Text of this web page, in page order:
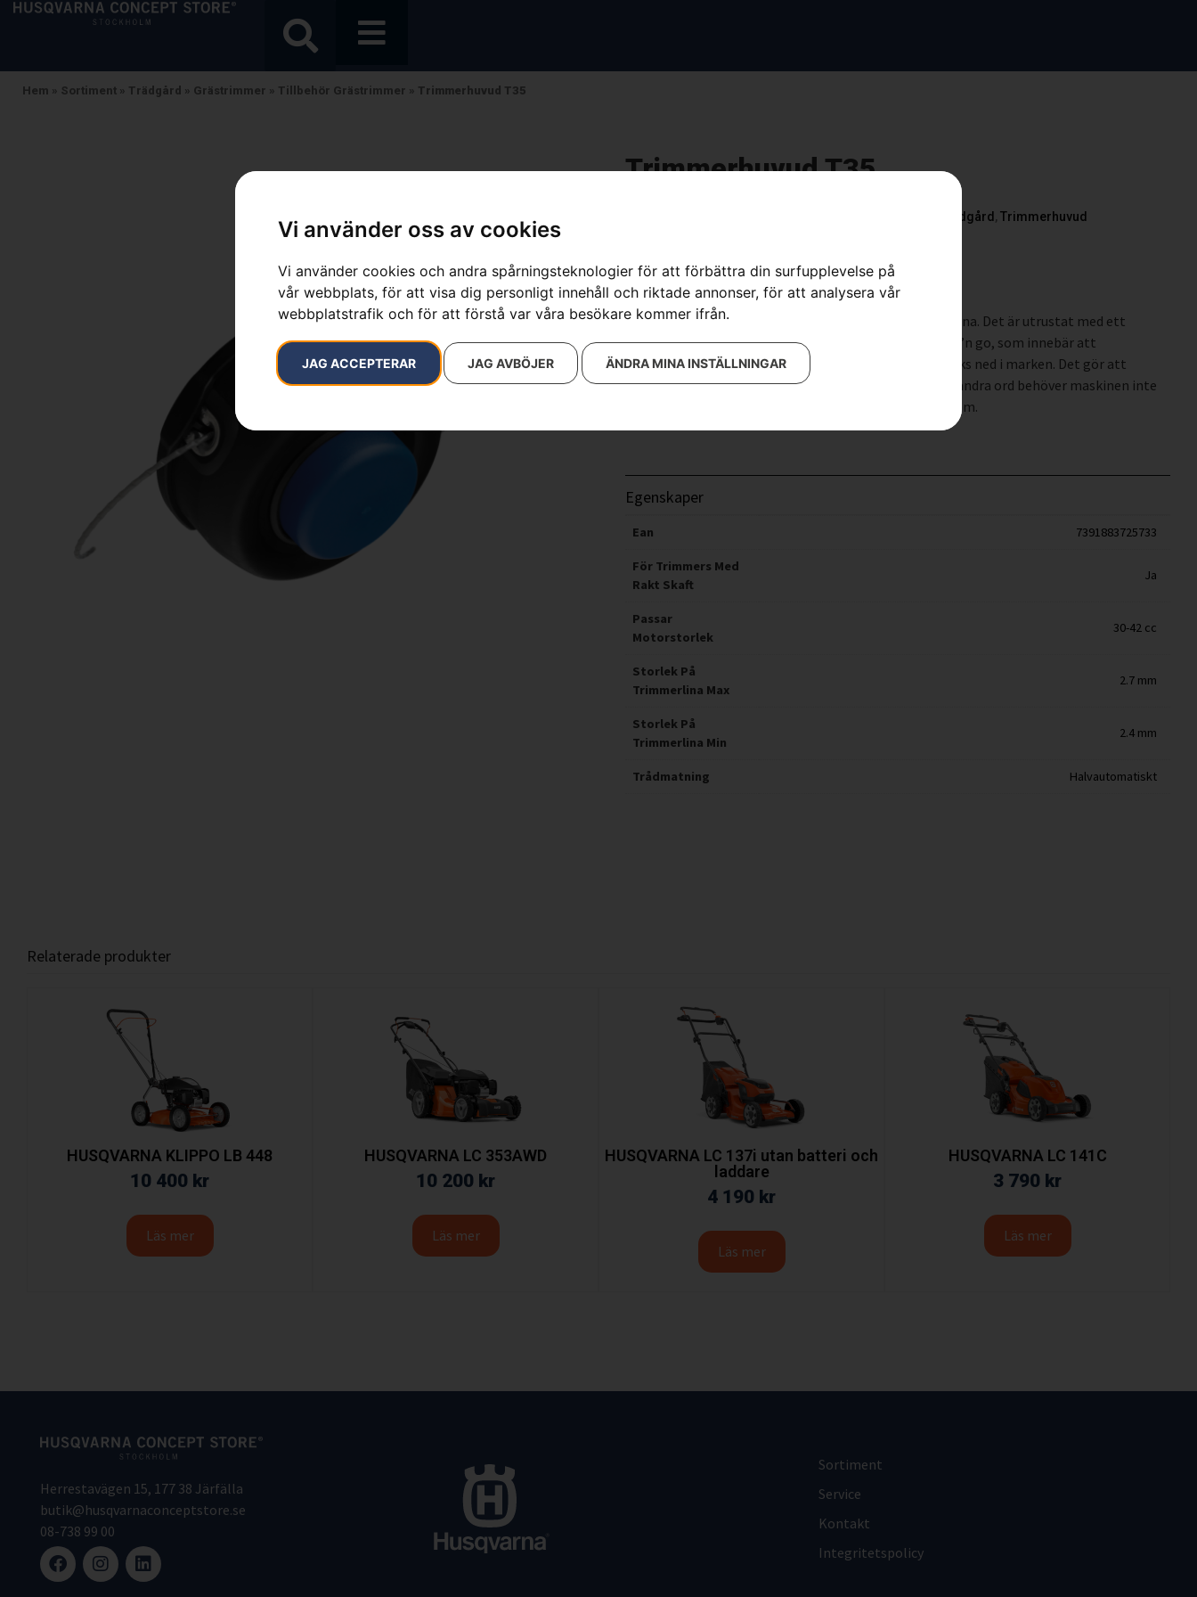
Vi använder oss av cookies
Vi använder cookies och andra spårningsteknologier för att förbättra din surfupplevelse på
vår webbplats, för att visa dig personligt innehåll och riktade annonser, för att analysera vår
webbplatstrafik och för att förstå var våra besökare kommer ifrån.
JAG ACCEPTERAR JAG AVBÖJER ÄNDRA MINA INSTÄLLNINGAR
Hem » Sortiment » Trädgård » Grästrimmer » Tillbehör Grästrimmer » Trimmerhuvud T35
Trimmerhuvud T35
Trädgård , Trimmerhuvud
359kr
Trimmerhuvudet T35 är exklusivt framtaget av Husqvarna. Det är utrustat med ett
halvautomatiskt trådmatningssystem, även kallat Tap’n go, som innebär att
trimmertråden matas ut automatiskt när huvudet trycks ned i marken. Det gör att
användaren alltid själv styr när tråden ska matas, med andra ord behöver maskinen inte
stängas av eller hakas ur selen när tråden ska matas fram.
Egenskaper
Ean 7391883725733
För Trimmers Med
Rakt Skaft
Ja
Passar
Motorstorlek
30-42 cc
Storlek På
Trimmerlina Max
2.7 mm
Storlek På
Trimmerlina Min
2.4 mm
Trådmatning Halvautomatiskt
Relaterade produkter
HUSQVARNA KLIPPO LB 448
10 400 kr
Läs mer
HUSQVARNA LC 353AWD
10 200 kr
Läs mer
HUSQVARNA LC 137i utan batteri och
laddare
4 190 kr
Läs mer
HUSQVARNA LC 141C
3 790 kr
Läs mer
Herrestavägen 15, 177 38 Järfälla
butik@husqvarnaconceptstore.se
08-738 99 00
Sortiment
Service
Kontakt
Integritetspolicy